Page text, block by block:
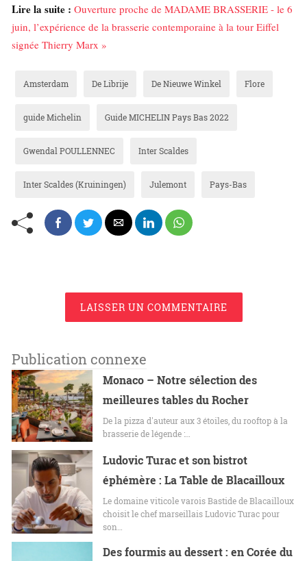
Lire la suite : Ouverture proche de MADAME BRASSERIE - le 6
juin, l’expérience de la brasserie contemporaine à la tour Eiffel
signée Thierry Marx »
Amsterdam De Librije De Nieuwe Winkel Flore
guide Michelin Guide MICHELIN Pays Bas 2022
Gwendal POULLENNEC Inter Scaldes
Inter Scaldes (Kruiningen) Julemont Pays-Bas
LAISSER UN COMMENTAIRE
Publication connexe
Monaco – Notre sélection des
meilleures tables du Rocher
De la pizza d'auteur aux 3 étoiles, du rooftop à la
brasserie de légende :…
Ludovic Turac et son bistrot
éphémère : La Table de Blacailloux
Le domaine viticole varois Bastide de Blacailloux
choisit le chef marseillais Ludovic Turac pour
son…
Des fourmis au dessert : en Corée du